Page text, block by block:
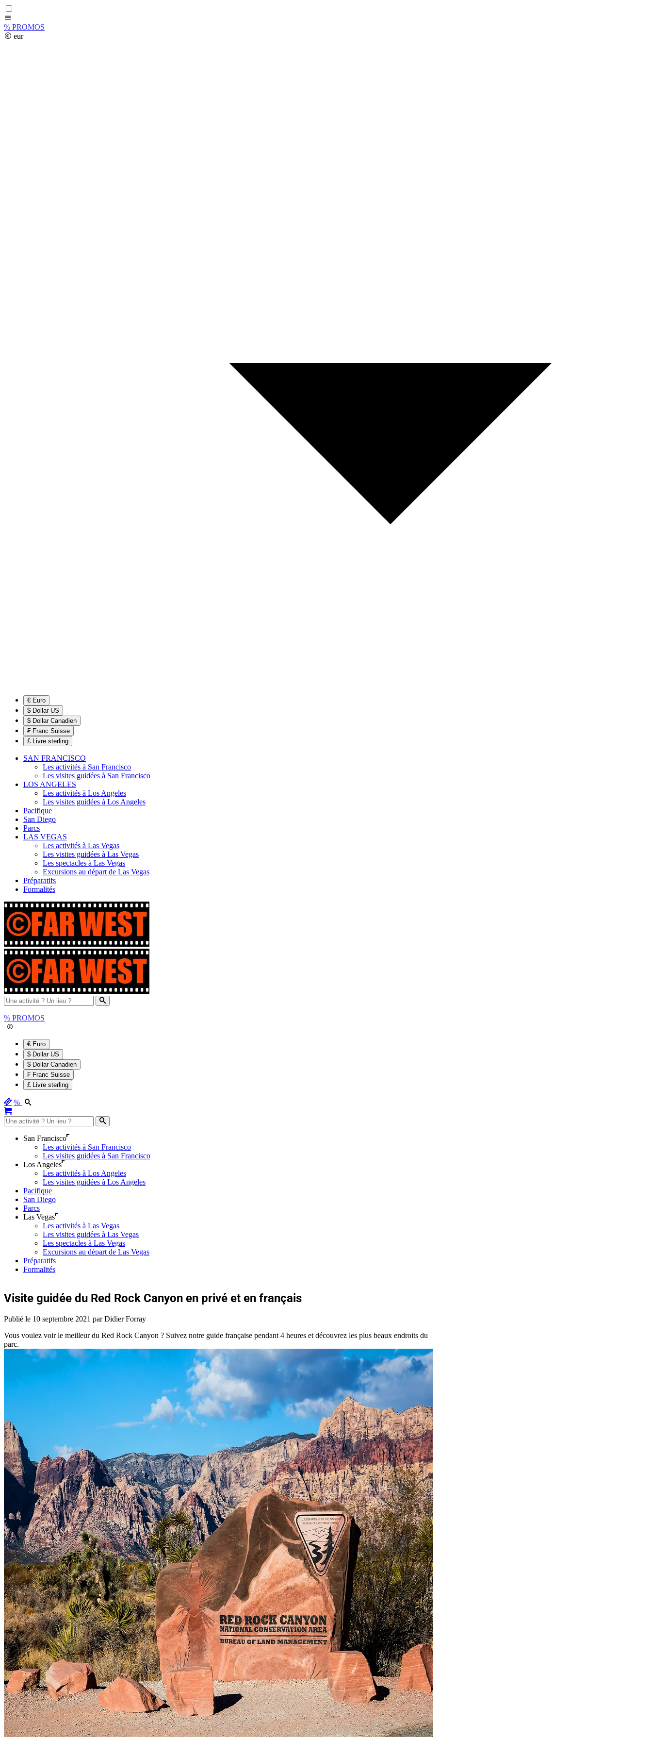
% PROMOS
eur
€ Euro
$ Dollar US
$ Dollar Canadien
₣ Franc Suisse
£ Livre sterling
SAN FRANCISCO
Les activités à San Francisco
Les visites guidées à San Francisco
LOS ANGELES
Les activités à Los Angeles
Les visites guidées à Los Angeles
Pacifique
San Diego
Parcs
LAS VEGAS
Les activités à Las Vegas
Les visites guidées à Las Vegas
Les spectacles à Las Vegas
Excursions au départ de Las Vegas
Préparatifs
Formalités
% PROMOS
€ Euro
$ Dollar US
$ Dollar Canadien
₣ Franc Suisse
£ Livre sterling
%
San Francisco
Les activités à San Francisco
Les visites guidées à San Francisco
Los Angeles
Les activités à Los Angeles
Les visites guidées à Los Angeles
Pacifique
San Diego
Parcs
Las Vegas
Les activités à Las Vegas
Les visites guidées à Las Vegas
Les spectacles à Las Vegas
Excursions au départ de Las Vegas
Préparatifs
Formalités
Visite guidée du Red Rock Canyon en privé et en français
Publié le 10 septembre 2021 par Didier Forray
Vous voulez voir le meilleur du Red Rock Canyon ? Suivez notre guide française pendant 4 heures et découvrez les plus beaux endroits du
parc.